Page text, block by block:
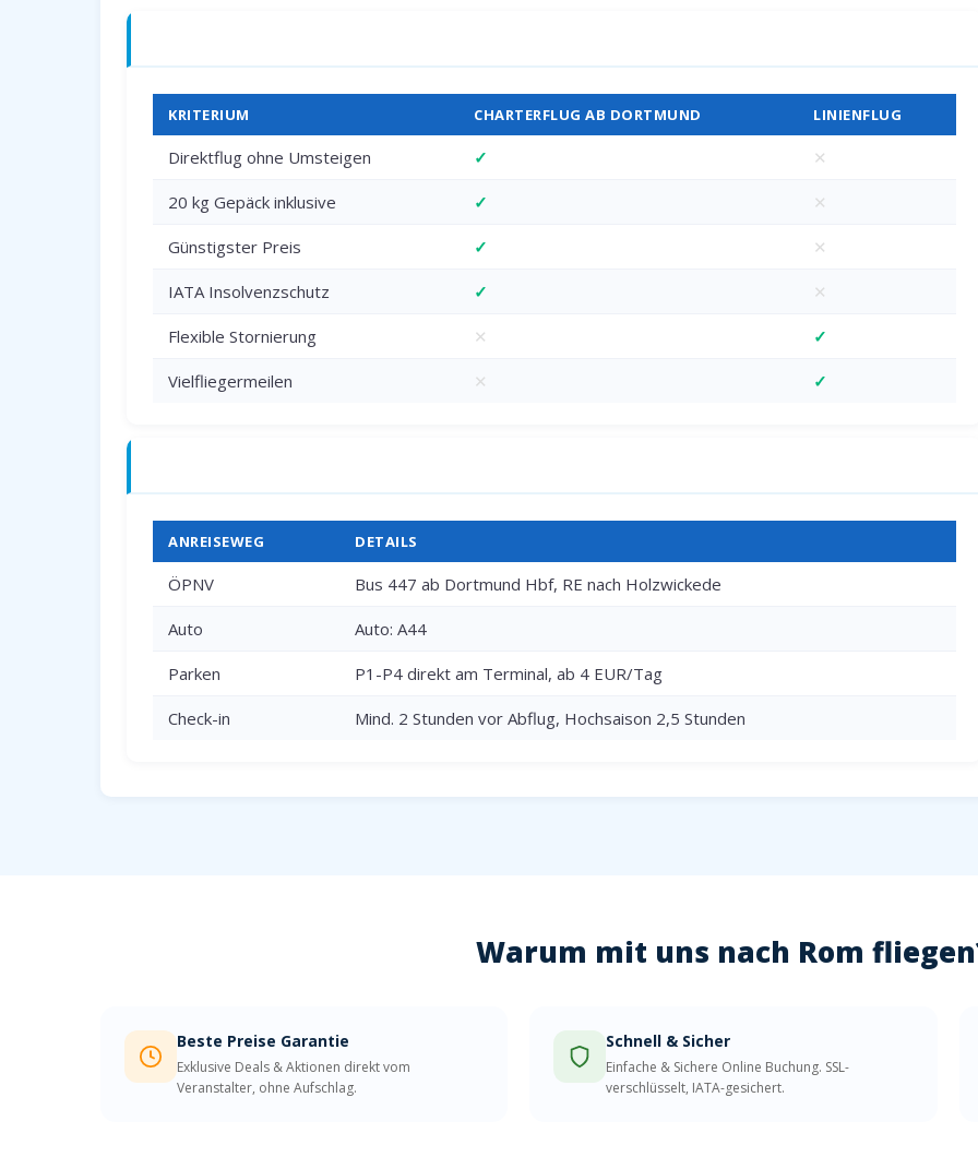
KRITERIUM CHARTERFLUG AB DORTMUND LINIENFLUG
Direktflug ohne Umsteigen ✓ ✕
20 kg Gepäck inklusive ✓ ✕
Günstigster Preis ✓ ✕
IATA Insolvenzschutz ✓ ✕
Flexible Stornierung ✕ ✓
Vielfliegermeilen ✕ ✓
ANREISEWEG DETAILS
ÖPNV Bus 447 ab Dortmund Hbf, RE nach Holzwickede
Auto Auto: A44
Parken P1-P4 direkt am Terminal, ab 4 EUR/Tag
Check-in Mind. 2 Stunden vor Abflug, Hochsaison 2,5 Stunden
Warum mit uns nach Rom
Beste Preise Garantie
Exklusive Deals & Aktionen direkt vom
Veranstalter, ohne Aufschlag.
Schnell & Sicher
Einfache & Sichere Online Buchung. SSL-
verschlüsselt, IATA-gesichert.